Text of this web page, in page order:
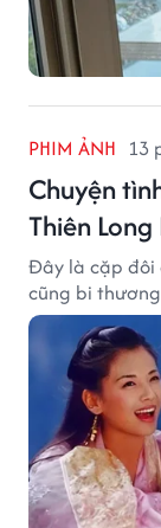
PHIM ẢNH 13
Chuyện
Thiên
Đây là cặp đôi
cũng bi